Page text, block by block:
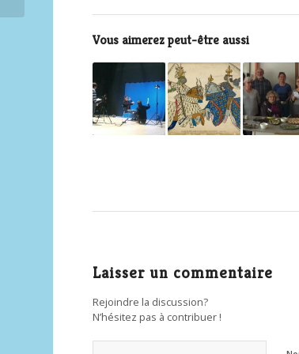
Vous aimerez peut-être aussi
Laisser un commentaire
Rejoindre la discussion?
N’hésitez pas à contribuer !